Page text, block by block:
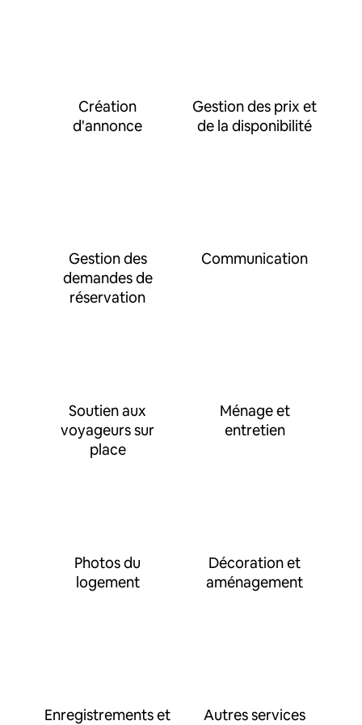
Création
d'annonce
Gestion des prix et
de la disponibilité
Gestion des
demandes de
réservation
Communication
Soutien aux
voyageurs sur
place
Ménage et
entretien
Photos du
logement
Décoration et
aménagement
Enregistrements et Autres services